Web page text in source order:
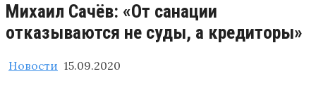
Михаил Сачёв: «От санации
отказываются не суды, а кредиторы»
Новости 15.09.2020